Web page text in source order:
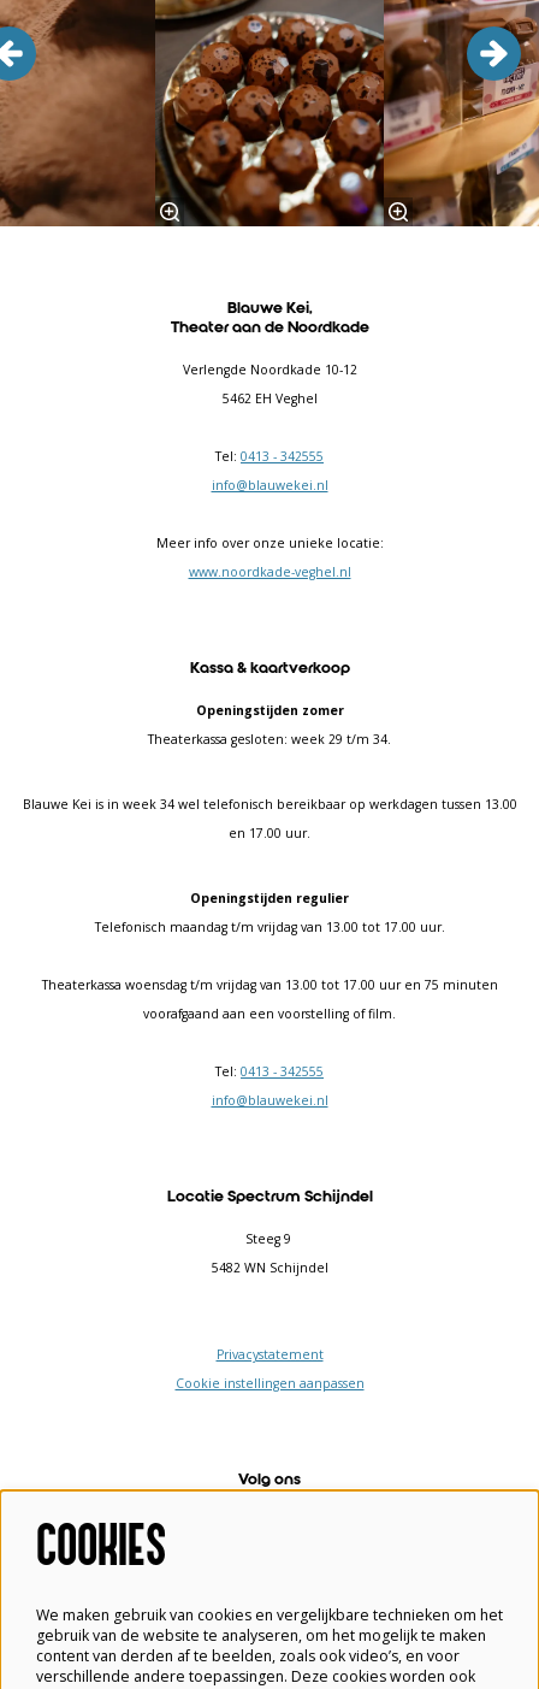
Blauwe Kei,
Theater aan de Noordkade
Verlengde Noordkade 10-12
5462 EH Veghel
Tel: 0413 - 342555
info@blauwekei.nl
Meer info over onze unieke locatie:
www.noordkade-veghel.nl
Kassa & kaartverkoop
Openingstijden zomer
Theaterkassa gesloten: week 29 t/m 34.
Blauwe Kei is in week 34 wel telefonisch bereikbaar op werkdagen tussen 13.00
en 17.00 uur.
Openingstijden regulier
Telefonisch maandag t/m vrijdag van 13.00 tot 17.00 uur.
Theaterkassa woensdag t/m vrijdag van 13.00 tot 17.00 uur en 75 minuten
voorafgaand aan een voorstelling of film.
Tel: 0413 - 342555
info@blauwekei.nl
Locatie Spectrum Schijndel
Steeg 9
5482 WN Schijndel
Privacystatement
Cookie instellingen aanpassen
Volg ons
COOKIES
We maken gebruik van cookies en vergelijkbare technieken om het
gebruik van de website te analyseren, om het mogelijk te maken
content van derden af te beelden, zoals ook video’s, en voor
verschillende andere toepassingen. Deze cookies worden ook